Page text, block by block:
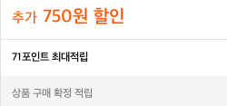
추가 750원 할인
71포인트 최대적립
상품 구매 확정 적립